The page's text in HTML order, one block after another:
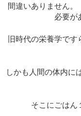
間違いありません
必要が
旧時代の栄養学です
しかも人間の体内に
そこにごはん